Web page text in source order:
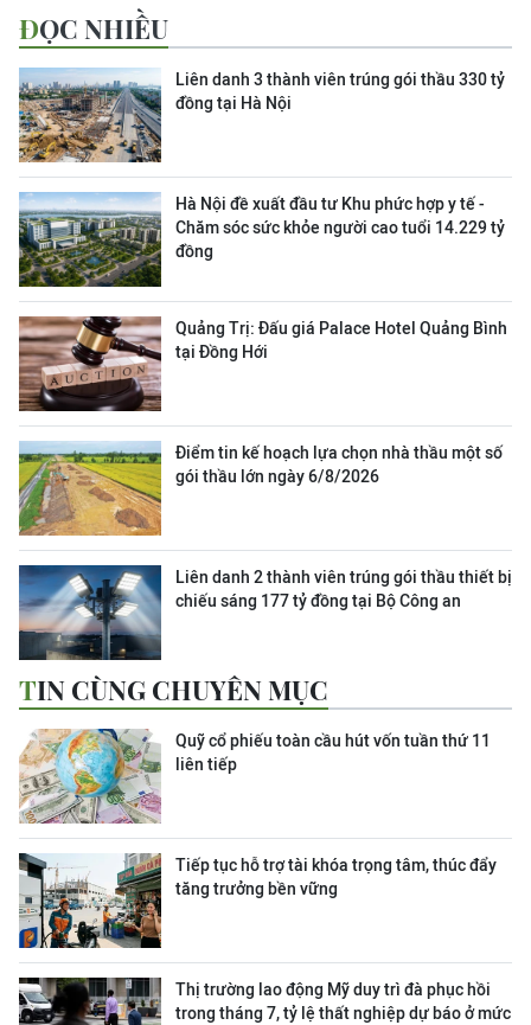
ĐỌC NHIỀU
Liên danh 3 thành viên trúng gói thầu 330 tỷ
đồng tại Hà Nội
Hà Nội đề xuất đầu tư Khu phức hợp y tế -
Chăm sóc sức khỏe người cao tuổi 14.229 tỷ
đồng
Quảng Trị: Đấu giá Palace Hotel Quảng Bình
tại Đồng Hới
Điểm tin kế hoạch lựa chọn nhà thầu một số
gói thầu lớn ngày 6/8/2026
Liên danh 2 thành viên trúng gói thầu thiết bị
chiếu sáng 177 tỷ đồng tại Bộ Công an
TIN CÙNG CHUYÊN MỤC
Quỹ cổ phiếu toàn cầu hút vốn tuần thứ 11
liên tiếp
Tiếp tục hỗ trợ tài khóa trọng tâm, thúc đẩy
tăng trưởng bền vững
Thị trường lao động Mỹ duy trì đà phục hồi
trong tháng 7, tỷ lệ thất nghiệp dự báo ở mức